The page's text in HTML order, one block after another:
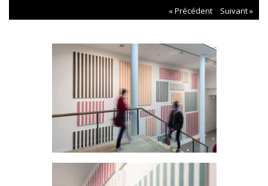
« Précédent
Suivant »